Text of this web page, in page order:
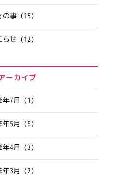
の事 (15)
らせ (12)
ーカイブ
年7月 (1)
年5月 (6)
年4月 (3)
年3月 (2)